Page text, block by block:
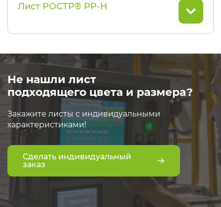
Лист РОСТР® PP-H
Не нашли лист
подходящего цвета и размера?
Закажите листы с индивидуальными
характеристиками!
Сделать индивидуальный
заказ